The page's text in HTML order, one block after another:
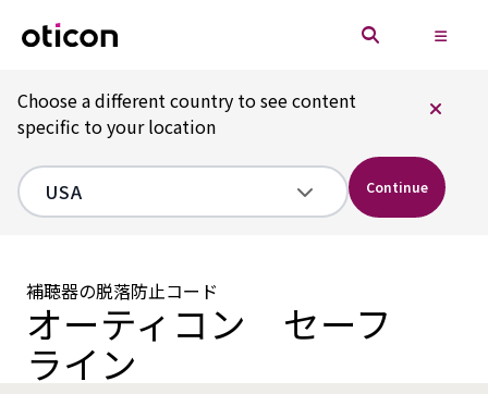
Choose a different country to see content
specific to your location
Continue
補聴器の脱落防止コード
オーティコン セーフ
ライン